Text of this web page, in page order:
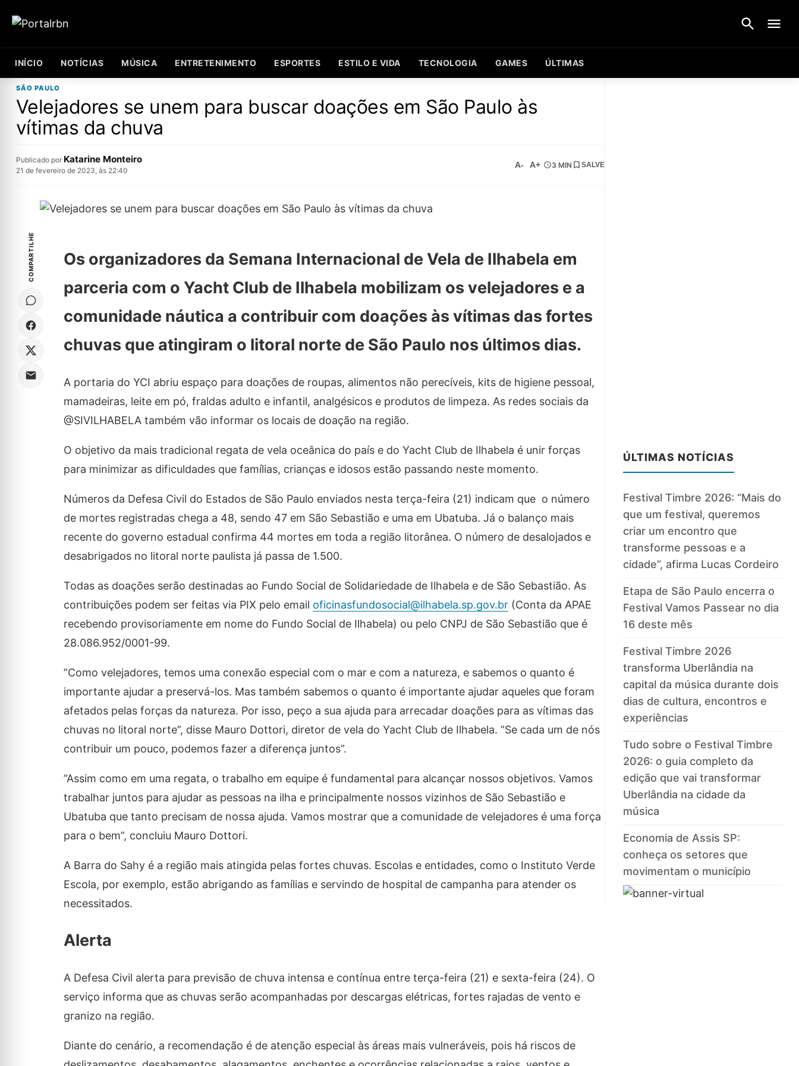
INÍCIO NOTÍCIAS MÚSICA ENTRETENIMENTO ESPORTES ESTILO E VIDA TECNOLOGIA GAMES ÚLTIMAS
SÃO PAULO
Velejadores se unem para buscar doações em São Paulo às
vítimas da chuva
Publicado por Katarine Monteiro
21 de fevereiro de 2023, às 22:40
A- A+ 3 MIN SALVE
COMPARTILHE
Os organizadores da Semana Internacional de Vela de Ilhabela em
parceria com o Yacht Club de Ilhabela mobilizam os velejadores e a
comunidade náutica a contribuir com doações às vítimas das fortes
chuvas que atingiram o litoral norte de São Paulo nos últimos dias.
A portaria do YCI abriu espaço para doações de roupas, alimentos não perecíveis, kits de higiene pessoal,
mamadeiras, leite em pó, fraldas adulto e infantil, analgésicos e produtos de limpeza. As redes sociais da
@SIVILHABELA também vão informar os locais de doação na região.
O objetivo da mais tradicional regata de vela oceânica do país e do Yacht Club de Ilhabela é unir forças
para minimizar as dificuldades que famílias, crianças e idosos estão passando neste momento.
Números da Defesa Civil do Estados de São Paulo enviados nesta terça-feira (21) indicam que o número
de mortes registradas chega a 48, sendo 47 em São Sebastião e uma em Ubatuba. Já o balanço mais
recente do governo estadual confirma 44 mortes em toda a região litorânea. O número de desalojados e
desabrigados no litoral norte paulista já passa de 1.500.
Todas as doações serão destinadas ao Fundo Social de Solidariedade de Ilhabela e de São Sebastião. As
contribuições podem ser feitas via PIX pelo email oficinasfundosocial@ilhabela.sp.gov.br(Conta da APAE
recebendo provisoriamente em nome do Fundo Social de Ilhabela) ou pelo CNPJ de São Sebastião que é
28.086.952/0001-99.
”Como velejadores, temos uma conexão especial com o mar e com a natureza, e sabemos o quanto é
importante ajudar a preservá-los. Mas também sabemos o quanto é importante ajudar aqueles que foram
afetados pelas forças da natureza. Por isso, peço a sua ajuda para arrecadar doações para as vítimas das
chuvas no litoral norte”, disse Mauro Dottori, diretor de vela do Yacht Club de Ilhabela. ”Se cada um de nós
contribuir um pouco, podemos fazer a diferença juntos”.
”Assim como em uma regata, o trabalho em equipe é fundamental para alcançar nossos objetivos. Vamos
trabalhar juntos para ajudar as pessoas na ilha e principalmente nossos vizinhos de São Sebastião e
Ubatuba que tanto precisam de nossa ajuda. Vamos mostrar que a comunidade de velejadores é uma força
para o bem”, concluiu Mauro Dottori.
A Barra do Sahy é a região mais atingida pelas fortes chuvas. Escolas e entidades, como o Instituto Verde
Escola, por exemplo, estão abrigando as famílias e servindo de hospital de campanha para atender os
necessitados.
Alerta
A Defesa Civil alerta para previsão de chuva intensa e contínua entre terça-feira (21) e sexta-feira (24). O
serviço informa que as chuvas serão acompanhadas por descargas elétricas, fortes rajadas de vento e
granizo na região.
Diante do cenário, a recomendação é de atenção especial às áreas mais vulneráveis, pois há riscos de
ÚLTIMAS NOTÍCIAS
Festival Timbre 2026: “Mais do
que um festival, queremos
criar um encontro que
transforme pessoas e a
cidade”, afirma Lucas Cordeiro
Etapa de São Paulo encerra o
Festival Vamos Passear no dia
16 deste mês
Festival Timbre 2026
transforma Uberlândia na
capital da música durante dois
dias de cultura, encontros e
experiências
Tudo sobre o Festival Timbre
2026: o guia completo da
edição que vai transformar
Uberlândia na cidade da
música
Economia de Assis SP:
conheça os setores que
movimentam o município